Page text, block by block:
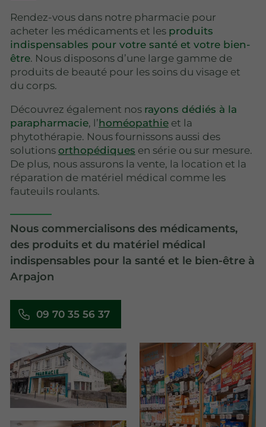
Rendez-vous dans notre pharmacie pour
acheter les médicaments et les produits
indispensables pour votre santé et votre bien-
être. Nous disposons d’une large gamme de
produits de beauté pour les soins du visage et
du corps.
Découvrez également nos rayons dédiés à la
parapharmacie, l’homéopathie et la
phytothérapie. Nous fournissons aussi des
solutions orthopédiques en série ou sur mesure.
De plus, nous assurons la vente, la location et la
réparation de matériel médical comme les
fauteuils roulants.
Nous commercialisons des médicaments,
des produits et du matériel médical
indispensables pour la santé et le bien-être à
Arpajon
09 70 35 56 37